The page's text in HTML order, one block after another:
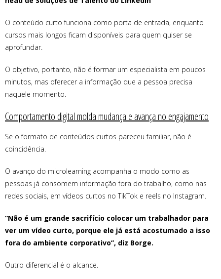
O conteúdo curto funciona como porta de entrada, enquanto
cursos mais longos ficam disponíveis para quem quiser se
aprofundar.
O objetivo, portanto, não é formar um especialista em poucos
minutos, mas oferecer a informação que a pessoa precisa
naquele momento.
Comportamento digital molda mudança e avança no engajamento
Se o formato de conteúdos curtos pareceu familiar, não é
coincidência.
O avanço do microlearning acompanha o modo como as
pessoas já consomem informação fora do trabalho, como nas
redes sociais, em vídeos curtos no TikTok e reels no Instagram.
“Não é um grande sacrifício colocar um trabalhador para
ver um vídeo curto, porque ele já está acostumado a isso
fora do ambiente corporativo”, diz Borge.
Outro diferencial é o alcance.